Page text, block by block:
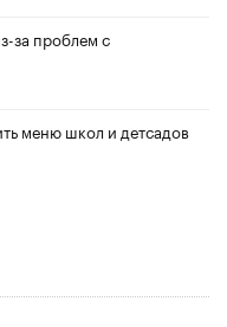
за проблем с
меню школ и детсадов